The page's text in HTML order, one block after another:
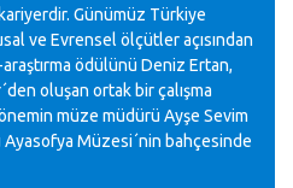
Günümüz Türkiye
ve Evrensel ölçütler açısından
ödülünü Deniz Ertan,
oluşan ortak bir çalışma
müze müdürü Ayşe Sevim
Ayasofya Müzesi´nin bahçesinde